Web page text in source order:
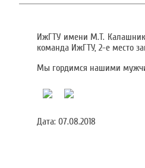
ИжГТУ имени М.Т.
команда ИжГТУ, 2-е место
Мы гордимся нашими
Дата: 07.08.2018